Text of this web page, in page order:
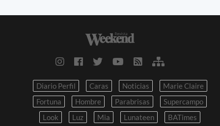
Diario Perfil Caras Noticias
Marie Claire
Fortuna
Hombre Parabrisas
Supercampo
Look
Luz Mia Lunateen BATimes